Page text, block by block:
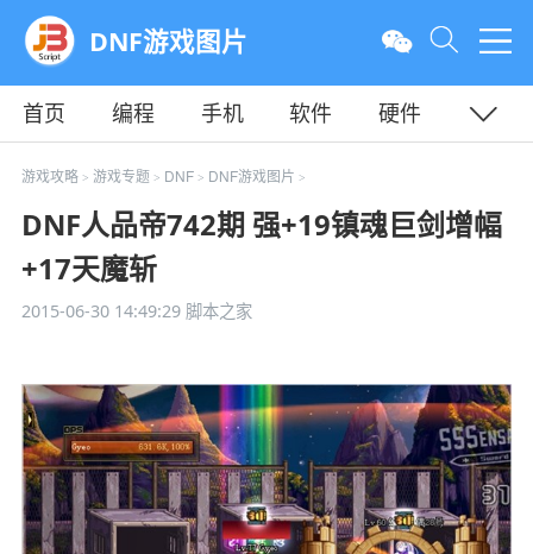
DNF游戏图片
首页 编程 手机 软件
硬件
教程
平面 服务器
游戏攻略> 游戏专题 > DNF> DNF游戏图片 >
DNF人品帝742期 强+19镇魂巨剑增幅
+17天魔斩
2015-06-30 14:49:29脚本之家